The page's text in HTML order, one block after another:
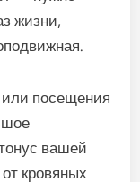
жизни,
или посещения
вашей
кровяных